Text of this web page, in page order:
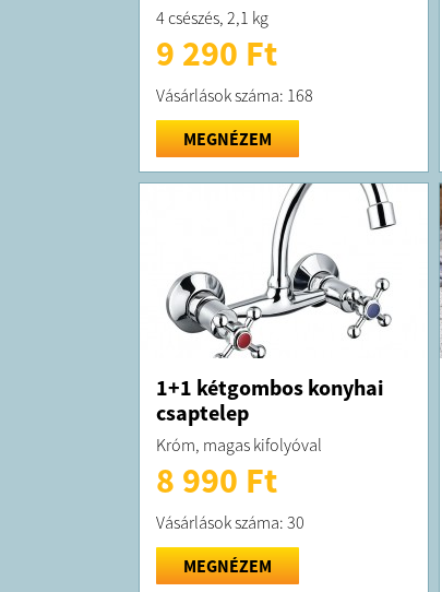
4 csészés, 2,1 kg
9 290 Ft
Vásárlások száma: 168
MEGNÉZEM
1+1 kétgombos konyhai
csaptelep
Króm, magas kifolyóval
8 990 Ft
Vásárlások száma: 30
MEGNÉZEM